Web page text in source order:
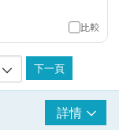
比較
下一頁
詳情